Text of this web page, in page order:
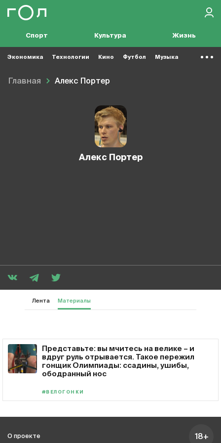
Спорт Культура Жизнь
Экономика Технологии Кино Футбол Музыка
Главная Алекс Портер
Алекс Портер
Лента Материалы
Представьте: вы мчитесь на велике – и
вдруг руль отрывается. Такое пережил
гонщик Олимпиады: ссадины, ушибы,
ободранный нос
#ВЕЛОГОНКИ
О проекте 18+